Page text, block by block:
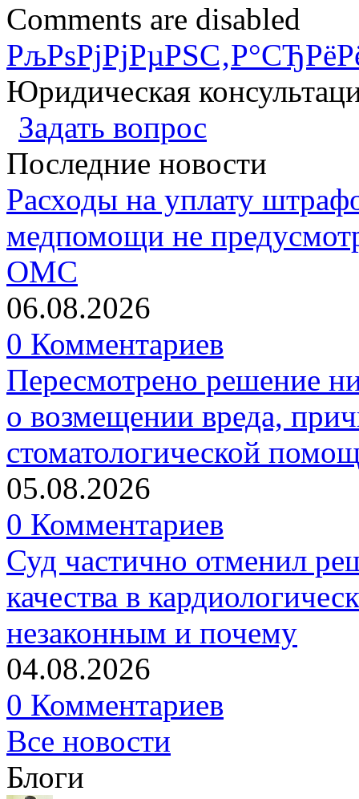
Comments are disabled
Юридическая
Задать вопрос
Последние новости
Расходы на уплату
медпомощи не
ОМС
06.08.2026
0 Комментариев
Пересмотрено решение
о возмещении вреда,
стоматологической
05.08.2026
0 Комментариев
Суд частично отменил
качества в
незаконным и почему
04.08.2026
0 Комментариев
Все новости
Блоги